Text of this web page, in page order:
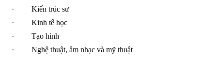
·
Kiến trúc sư
·
Kinh tế học
·
Tạo hình
·
Nghệ thuật, âm nhạc và mỹ thuật